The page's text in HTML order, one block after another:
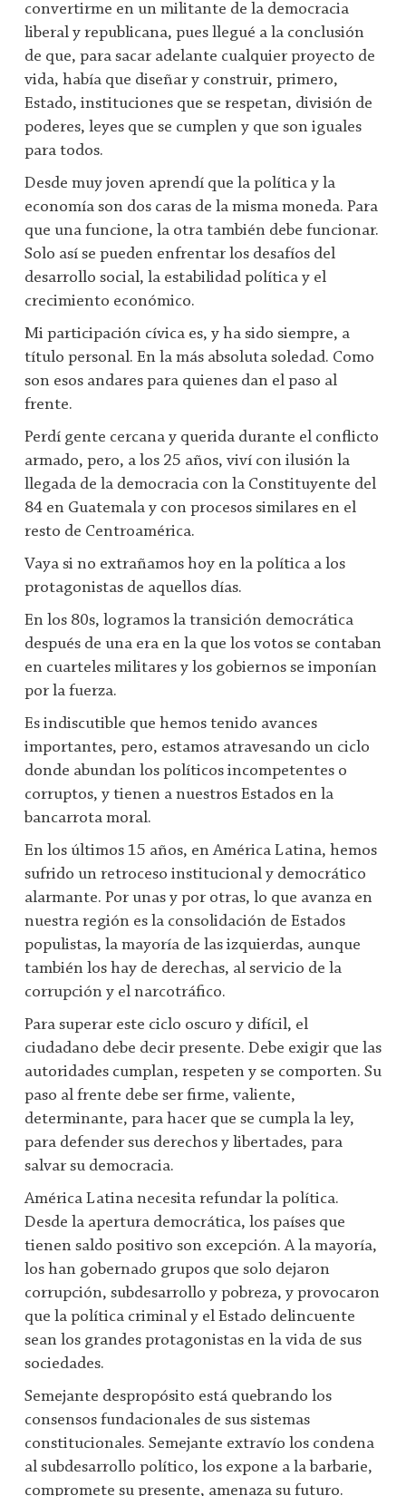
convertirme en un militante de la democracia
liberal y republicana, pues llegué a la conclusión
de que, para sacar adelante cualquier proyecto de
vida, había que diseñar y construir, primero,
Estado, instituciones que se respetan, división de
poderes, leyes que se cumplen y que son iguales
para todos.
Desde muy joven aprendí que la política y la
economía son dos caras de la misma moneda. Para
que una funcione, la otra también debe funcionar.
Solo así se pueden enfrentar los desafíos del
desarrollo social, la estabilidad política y el
crecimiento económico.
Mi participación cívica es, y ha sido siempre, a
título personal. En la más absoluta soledad. Como
son esos andares para quienes dan el paso al
frente.
Perdí gente cercana y querida durante el conflicto
armado, pero, a los 25 años, viví con ilusión la
llegada de la democracia con la Constituyente del
84 en Guatemala y con procesos similares en el
resto de Centroamérica.
Vaya si no extrañamos hoy en la política a los
protagonistas de aquellos días.
En los 80s, logramos la transición democrática
después de una era en la que los votos se contaban
en cuarteles militares y los gobiernos se imponían
por la fuerza.
Es indiscutible que hemos tenido avances
importantes, pero, estamos atravesando un ciclo
donde abundan los políticos incompetentes o
corruptos, y tienen a nuestros Estados en la
bancarrota moral.
En los últimos 15 años, en América Latina, hemos
sufrido un retroceso institucional y democrático
alarmante. Por unas y por otras, lo que avanza en
nuestra región es la consolidación de Estados
populistas, la mayoría de las izquierdas, aunque
también los hay de derechas, al servicio de la
corrupción y el narcotráfico.
Para superar este ciclo oscuro y difícil, el
ciudadano debe decir presente. Debe exigir que las
autoridades cumplan, respeten y se comporten. Su
paso al frente debe ser firme, valiente,
determinante, para hacer que se cumpla la ley,
para defender sus derechos y libertades, para
salvar su democracia.
América Latina necesita refundar la política.
Desde la apertura democrática, los países que
tienen saldo positivo son excepción. A la mayoría,
los han gobernado grupos que solo dejaron
corrupción, subdesarrollo y pobreza, y provocaron
que la política criminal y el Estado delincuente
sean los grandes protagonistas en la vida de sus
sociedades.
Semejante despropósito está quebrando los
consensos fundacionales de sus sistemas
constitucionales. Semejante extravío los condena
al subdesarrollo político, los expone a la barbarie,
compromete su presente, amenaza su futuro.